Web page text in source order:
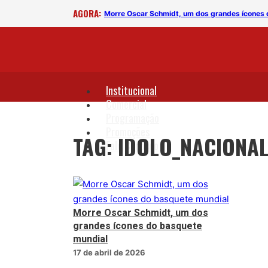
AGORA: Morre Oscar Schmidt, um dos grandes ícones
Institucional
Comercial
Fale Conosco
TAG: IDOLO_NACIONAL
Morre Oscar Schmidt, um dos
grandes ícones do basquete
mundial
17 de abril de 2026